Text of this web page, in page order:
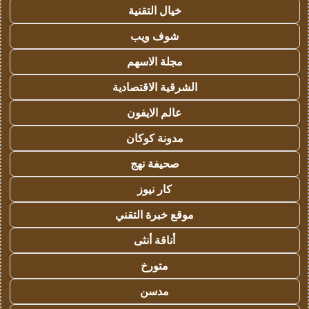
خيال التقنية
شوف ويب
مجلة الاسهم
الشرقية الاقتصادية
عالم الايفون
مدونة كوكان
صحيفة نهج
كار نيوز
موقع خبرة التقني
أناقة أنثى
متورخ
مدسن